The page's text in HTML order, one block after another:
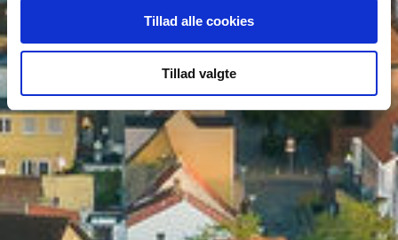
Tillad alle cookies
Tillad valgte